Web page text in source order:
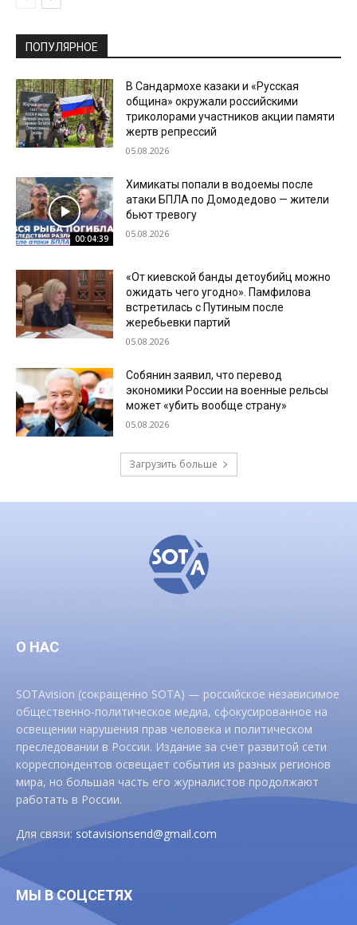
ПОПУЛЯРНОЕ
В Сандармохе казаки и «Русская
община» окружали российскими
триколорами участников акции памяти
жертв репрессий
05.08.2026
00:04:39
Химикаты попали в водоемы после
атаки БПЛА по Домодедово — жители
бьют тревогу
05.08.2026
«От киевской банды детоубийц можно
ожидать чего угодно». Памфилова
встретилась с Путиным после
жеребьевки партий
05.08.2026
Собянин заявил, что перевод
экономики России на военные рельсы
может «убить вообще страну»
05.08.2026
Загрузить больше
О НАС
SOTAvision (сокращенно SOTA) — российское независимое
общественно-политическое медиа, сфокусированное на
освещении нарушения прав человека и политическом
преследовании в России. Издание за счет развитой сети
корреспондентов освещает события из разных регионов
мира, но большая часть его журналистов продолжают
работать в России.
Для связи:sotavisionsend@gmail.com
МЫ В СОЦСЕТЯХ